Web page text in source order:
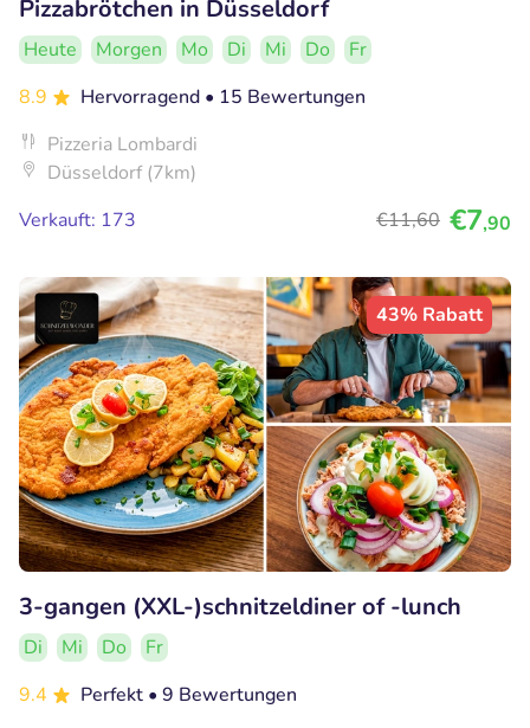
Pizzabrötchen in Düsseldorf
Heute Morgen Mo Di Mi Do
Fr
8.9
Hervorragend • 15 Bewertungen
Pizzeria Lombardi
Düsseldorf (7km)
Verkauft: 173
€11,60 €7,90
43% Rabatt
3-gangen (XXL-)schnitzeldiner of -lunch
Di Mi Do
Fr
9.4
Perfekt • 9 Bewertungen